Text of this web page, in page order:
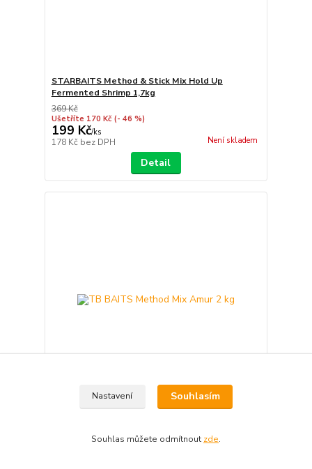
STARBAITS Method & Stick Mix Hold Up
Fermented Shrimp 1,7kg
369 Kč
Ušetříte 170 Kč (- 46 %)
199 Kč/ks
178 Kč bez DPH Není skladem
Detail
TB BAITS Method Mix Amur 2 kg
bez DPH
Nastavení Souhlasím
Souhlas můžete odmítnout zde.